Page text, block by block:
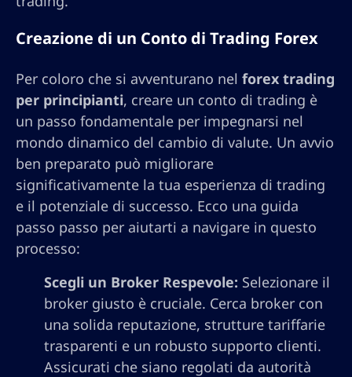
Creazione di un Conto di Trading Forex
Per coloro che si avventurano nel forex trading
per principianti, creare un conto di trading è
un passo fondamentale per impegnarsi nel
mondo dinamico del cambio di valute. Un avvio
ben preparato può migliorare
significativamente la tua esperienza di trading
e il potenziale di successo. Ecco una guida
passo passo per aiutarti a navigare in questo
processo:
Scegli un Broker Respevole: Selezionare il
broker giusto è cruciale. Cerca broker con
una solida reputazione, strutture tariffarie
trasparenti e un robusto supporto clienti.
Assicurati che siano regolati da autorità